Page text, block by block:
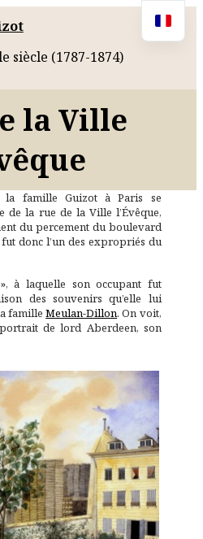
siècle (1787-1874)
la Ville
la famille Guizot à Paris se
de la rue de la Ville l’Évêque,
du percement du boulevard
donc l’un des expropriés du
à laquelle son occupant fut
des souvenirs qu’elle lui
familleMeulan-Dillon. On voit,
de lord Aberdeen, son